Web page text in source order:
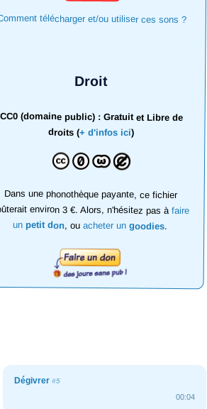
télécharger et/ou utiliser ces sons ?
Droit
CC0 (domaine public) : Gratuit et Libre de
droits (+ d'infos ici)
Dans une phonothèque payante, ce fichier
environ 3 €. Alors, n'hésitez pas àfaire
un petit don, ouacheter ungoodies.
Dégivrer#5
00:04